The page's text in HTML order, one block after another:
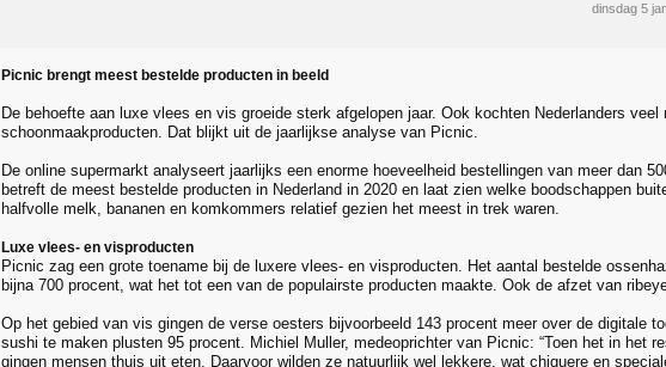
dinsdag 5
Picnic brengt meest bestelde producten in beeld
De behoefte aan luxe vlees en vis groeide sterk afgelopen jaar. Ook kochten Nederlanders veel
schoonmaakproducten. Dat blijkt uit de jaarlijkse analyse van Picnic.
De online supermarkt analyseert jaarlijks een enorme hoeveelheid bestellingen van meer dan
betreft de meest bestelde producten in Nederland in 2020 en laat zien welke boodschappen
halfvolle melk, bananen en komkommers relatief gezien het meest in trek waren.
Luxe vlees- en visproducten
Picnic zag een grote toename bij de luxere vlees- en visproducten. Het aantal bestelde
bijna 700 procent, wat het tot een van de populairste producten maakte. Ook de afzet van
Op het gebied van vis gingen de verse oesters bijvoorbeeld 143 procent meer over de digitale
sushi te maken plusten 95 procent. Michiel Muller, medeoprichter van Picnic: “Toen het in het
gingen mensen thuis uit eten. Daarvoor wilden ze natuurlijk wel lekkere, wat chiquere en